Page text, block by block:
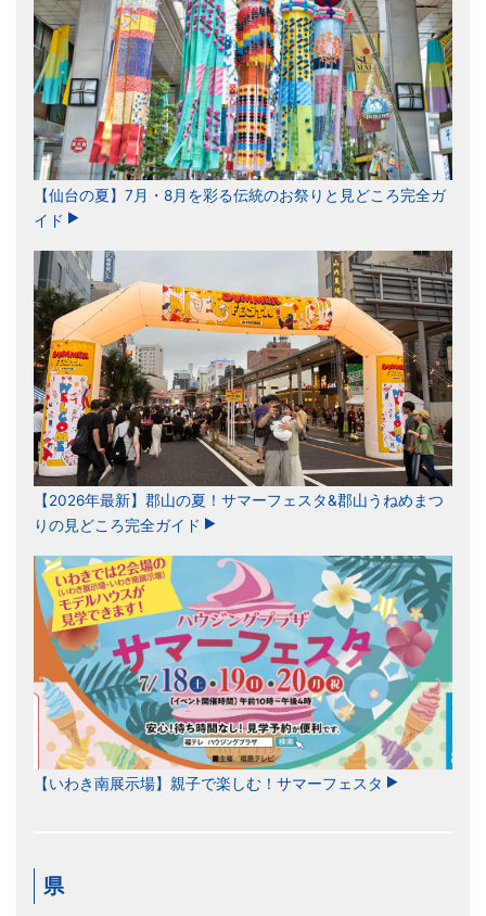
【仙台の夏】7月・8月を彩る伝統のお祭りと見どころ完全ガ
イド
【2026年最新】郡山の夏！サマーフェスタ&郡山うねめまつ
りの見どころ完全ガイド
【いわき南展示場】親子で楽しむ！サマーフェスタ
県